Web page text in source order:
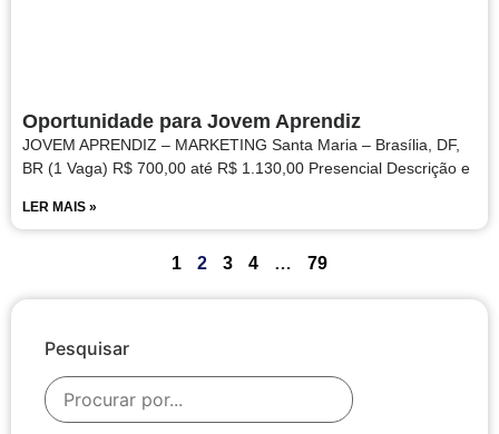
Oportunidade para Jovem Aprendiz
JOVEM APRENDIZ – MARKETING Santa Maria – Brasília, DF,
BR (1 Vaga) R$ 700,00 até R$ 1.130,00 Presencial Descrição e
LER MAIS »
1 2 3 4 … 79
Pesquisar